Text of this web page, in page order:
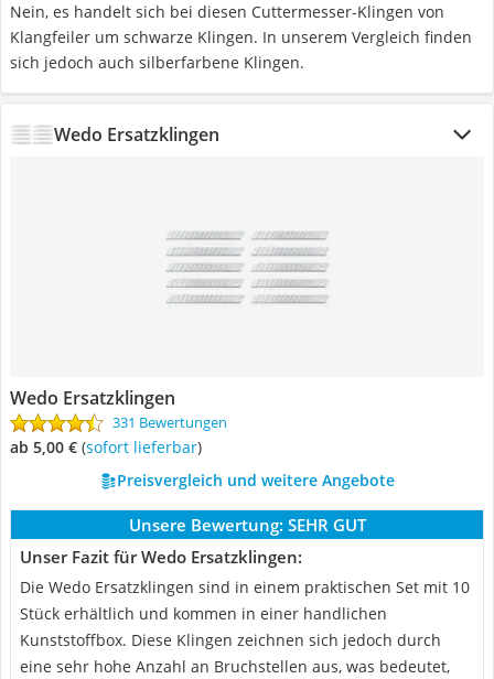
Nein, es handelt sich bei diesen Cuttermesser-Klingen von
Klangfeiler um schwarze Klingen. In unserem Vergleich finden
sich jedoch auch silberfarbene Klingen.
Wedo Ersatzklingen
Wedo Ersatzklingen
331 Bewertungen
ab 5,00 € ( Sofort lieferbar)
Preisvergleich und weitere Angebote
Unsere Bewertung: SEHR GUT
Unser Fazit für Wedo Ersatzklingen:
Die Wedo Ersatzklingen sind in einem praktischen Set mit 10
Stück erhältlich und kommen in einer handlichen
Kunststoffbox. Diese Klingen zeichnen sich jedoch durch
eine sehr hohe Anzahl an Bruchstellen aus, was bedeutet,